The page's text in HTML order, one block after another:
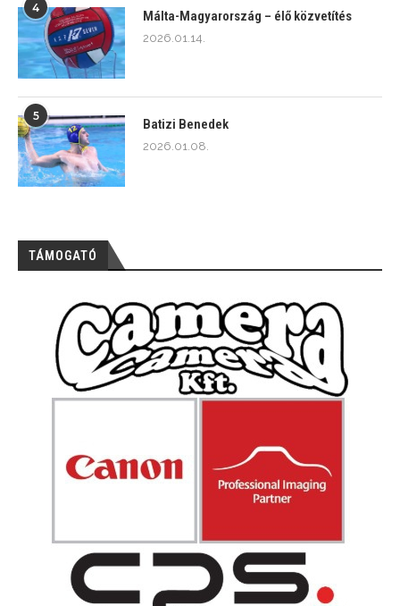
4
Málta-Magyarország – élő közvetítés
2026.01.14.
5
Batizi Benedek
2026.01.08.
TÁMOGATÓ